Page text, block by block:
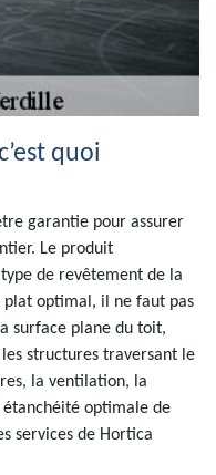
quoi
garantie pour assurer
Le produit
de revêtement de la
optimal, il ne faut pas
surface plane du toit,
structures traversant le
la ventilation, la
étanchéité optimale de
services de Hortica